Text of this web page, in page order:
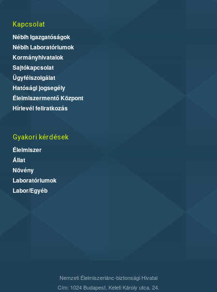
Kapcsolat
Nébih Igazgatóságok
Nébih Laboratóriumok
Kormányhivatalok
Sajtókapcsolat
Ügyfélszolgálat
Hatósági jogsegély
Élelmiszermentő Központ
Hírlevél feliratkozás
Gyakori kérdések
Élelmiszer
Állat
Növény
Laboratóriumok
Labor/Egyéb
Nemzeti Élelmiszerlánc-biztonsági Hivatal
Cím: 1024 Budapest, Keleti Károly utca. 24.